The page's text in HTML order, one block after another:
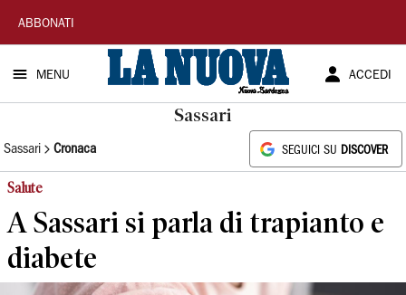
La
Nuova
Sardegna
ABBONATI
MENU ACCEDI
Sassari
Sassari Cronaca SEGUICI SU DISCOVER
Salute
A Sassari si parla di trapianto e
diabete